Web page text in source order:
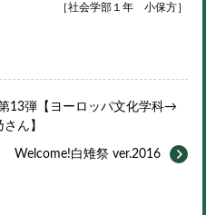
［社会学部１年 小保方］
13弾【ヨーロッパ文化学科→
ん】
Welcome!白雉祭 ver.2016